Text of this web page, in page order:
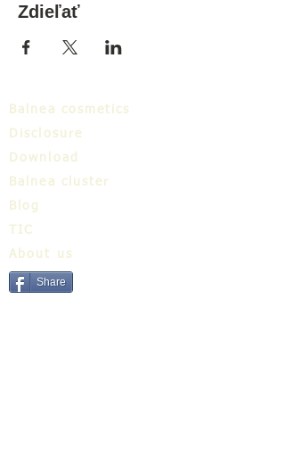
Zdieľať
Balnea cosmetics
Disclosure
Download
Balnea cluster
Blog
TIC
About us
Share